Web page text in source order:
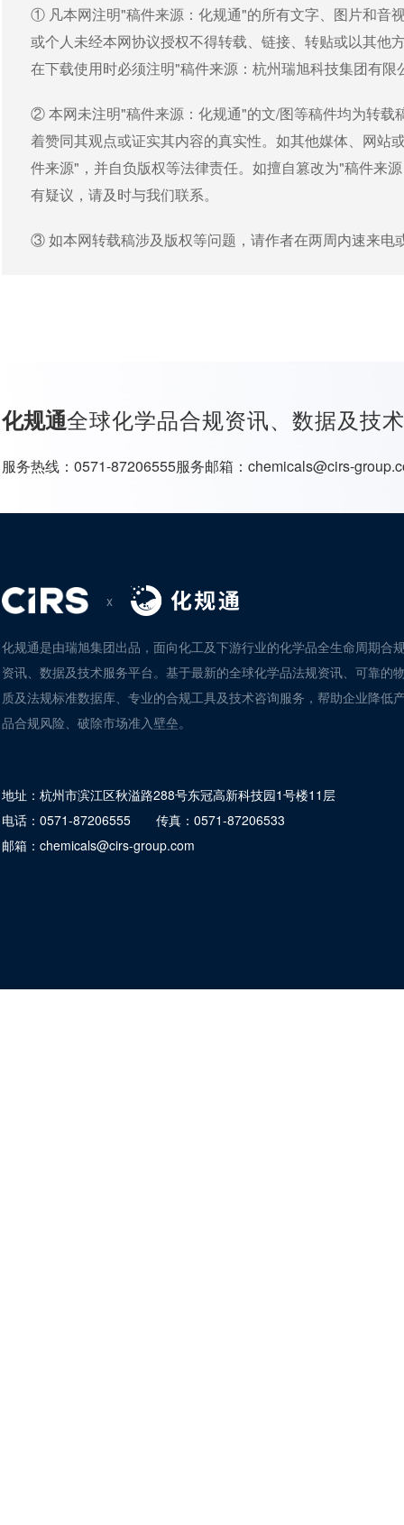
① 凡本网注明"稿件来源：化规通"的所有文字、图片和音
或个人未经本网协议授权不得转载、链接、转贴或以其他
在下载使用时必须注明"稿件来源：杭州瑞旭科技集团有
② 本网未注明"稿件来源：化规通"的文/图等稿件均为转载
着赞同其观点或证实其内容的真实性。如其他媒体、网站
件来源"，并自负版权等法律责任。如擅自篡改为"稿件来
有疑议，请及时与我们联系。
③ 如本网转载稿涉及版权等问题，请作者在两周内速来电
化规通全球化学品合规资讯、数据及技
服务热线： 0571-87206555服务邮箱： chemicals@cirs-
x
化规通是由瑞旭集团出品，面向化工及下游行业的化学品全生命周期合
资讯、数据及技术服务平台。基于最新的全球化学品法规资讯、可靠的
质及法规标准数据库、专业的合规工具及技术咨询服务，帮助企业降低
品合规风险、破除市场准入壁垒。
地址： 杭州市滨江区秋溢路288号东冠高新科技园1号楼11层
电话： 0571-87206555 传真： 0571-87206533
邮箱： chemicals@cirs-group.com